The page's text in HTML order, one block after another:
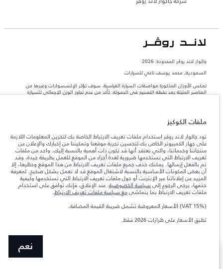
جاكوار لاند روڨر المحدودة: 2026
السعودية, محمد يوسف ناغي للسيارات
تعكس الأوزان المذكورة مواصفات السيارة القياسية. سوف تؤثر الإكسسوارات وغيرها من
العناصر المثبتة بعد نقطة التصنيع في الحمولة. تأكد من عدم تجاوز الوزن الإجمالي للسيارة
المعلومات والمواصفات والأسعار والألوان المذكورة على هذا الموقع قد تختلف من بلد إلى
آخر، كما أنّها قد تتغير بدون إشعار مسبق. الرجاء التواصل مع وكيلنا المحلي للتأكد من توفّرها
والتحقق من الأسعار.
ملاحظة مهمة حول الصور والمواصفات.إن النقص العالمي في أشباه الموصلات يؤثر حاليًا
في مواصفات تصميم السيارات وتوفر الخيارات وتوقيتات التصاميم. هذا ظرف ديناميكي
للغاية، ونتيجة لذلك، قد لا تمثّل الصور المستخدَمة ضمن موقع الويب حاليًا المواصفات الحالية
بالكامل بالنسبة إلى الميزات والخيارات والحلية ومجموعات الألوان. يرجى استشارة وكيلك الذي
سيتمكّن من تأكيد أي تقييدات حالية معك للسماح لك باتخاذ قرار مدروس
الأرقام المقدمة هي نتيجة لاختبارات المصنع الرسمية وفقاً لتشريعات الاتحاد الأوروبي. قد
يتباين استهلك الوقود الفعلي للمركبة عن ذلك المتحقق في تلك الاختبارات كما أن هذه
الأرقام بغرض المقارنة فحسب.
الأسعار تنطبق فقط على الطرازات المصنعة في عام 2026.
ملفات الكوكيز
تود جاكوار لاند روڤر استخدام ملفات تعريف الارتباط الخاصة بك لتخزين المعلومات اللازمة
على جهاز الكمبيوتر الخاص بك لتحسين تجربة موقعنا وتمكيننا من إخبارك والإعلان عن
منتجاتنا وخدماتنا، والتي نعتقد أنها قد تكون ذات أهمية بالنسبة إليك. واحد من ملفات
تعريف الارتباط التي نستخدمها ضرورية لعدة أجزاء من الموقع للعمل بطريقة جيدة، وقد
تم بالفعل إرسالها. يمكنك حذف جميع ملفات تعريف الارتباط من هذا الموقع وحظرها، إلا
أن بعض المكونات الأساسية بالنسبة لاشتغال الموقع قد لا تعمل بشكل صحيح. لمعرفة
المزيد عن إعلاناتنا عبر الإنترنت أو حول ملفات تعريف الارتباط التي نستخدمها وكيفية
حذفها، يرجى الرجوع إلى سياسة الخصوصية. عند الإغلاق، فإنك توافق على استخدام
ملفات تعريف الارتباط بما يتماشىمع سياسة ملفات تعريف الارتباط.
(VAT 15%) الأسعار المعروضة تشمل ضريبة القيمة المضافة.
تطبق الأسعار على طرازات 2026 فقط.‎
نعم
ابحث عن وكيل